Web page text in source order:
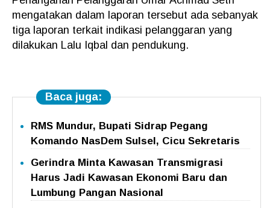
mengatakan dalam laporan tersebut ada sebanyak
tiga laporan terkait indikasi pelanggaran yang
dilakukan Lalu Iqbal dan pendukung.
Baca juga:
RMS Mundur, Bupati Sidrap Pegang
Komando NasDem Sulsel, Cicu Sekretaris
Gerindra Minta Kawasan Transmigrasi
Harus Jadi Kawasan Ekonomi Baru dan
Lumbung Pangan Nasional